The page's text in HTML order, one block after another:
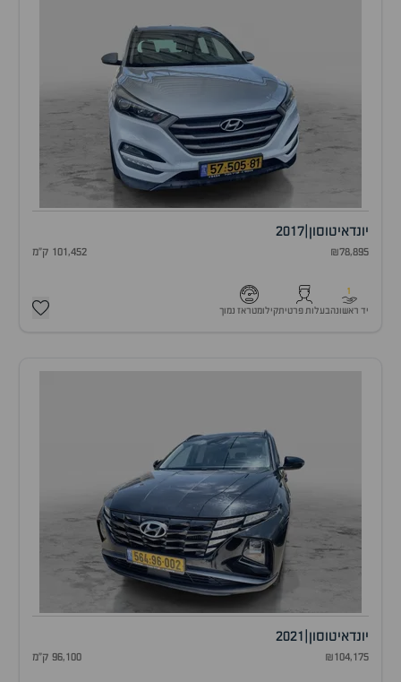
יונדאיטוסון 2017
₪78,895 101,452 ק"מ
1
יד ראשונהבעלות פרטיתקילומטראז נמוך
יונדאיטוסון 2021
₪104,175 96,100 ק"מ